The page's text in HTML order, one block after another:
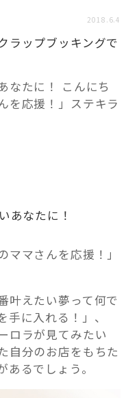
紹介
み替え相談
2018.6.4
ラップブッキングで
なたに！ こんにち
を応援！」ステキラ
あなたに！
ママさんを応援！」
叶えたい夢って何で
に入れる！」、
ロラが見てみたい
自分のお店をもちた
るでしょう。